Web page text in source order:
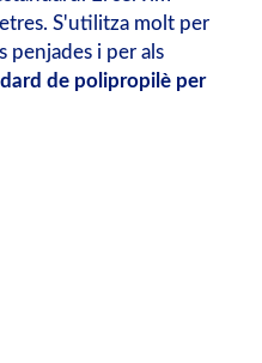
S'utilitza molt per
penjades i per als
de polipropilè per